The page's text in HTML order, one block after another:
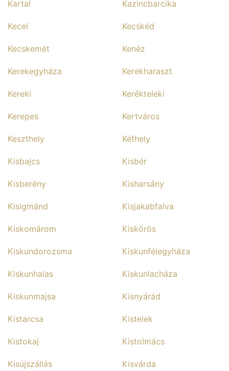
Kartal Kazincbarcika
Kecel Kecskéd
Kecskemét Kenéz
Kerekegyháza Kerekharaszt
Kereki Kerékteleki
Kerepes Kertváros
Keszthely Kéthely
Kisbajcs Kisbér
Kisberény Kisharsány
Kisigmánd Kisjakabfalva
Kiskomárom Kiskőrös
Kiskundorozsma Kiskunfélegyháza
Kiskunhalas Kiskunlacháza
Kiskunmajsa Kisnyárád
Kistarcsa Kistelek
Kistokaj Kistolmács
Kisújszállás Kisvárda